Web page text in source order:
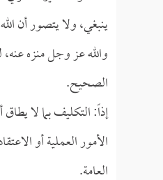
ينبغي، ولا يتصور أن
والله عز وجل منزه
الصحيح.
إذاً: التكليف بما لا
الأمور العملية أو
العامة.